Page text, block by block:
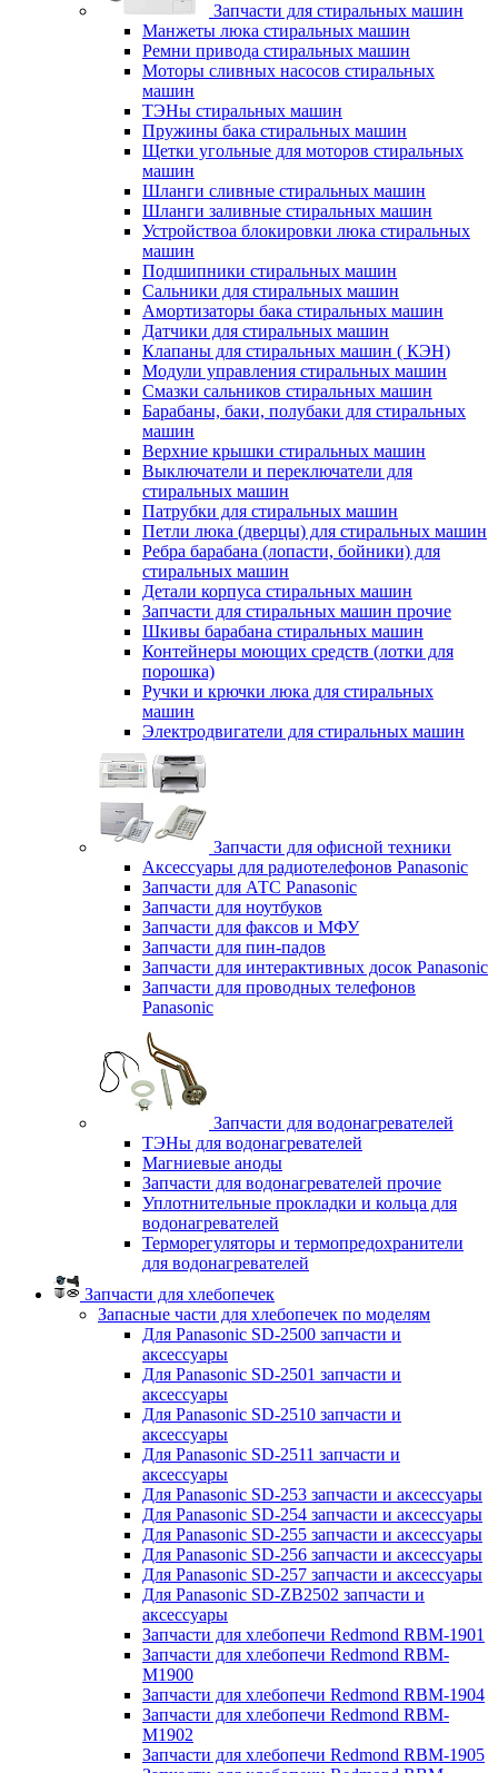
Запчасти для стиральных машин
Манжеты люка стиральных машин
Ремни привода стиральных машин
Моторы сливных насосов стиральных
машин
ТЭНы стиральных машин
Пружины бака стиральных машин
Щетки угольные для моторов стиральных
машин
Шланги сливные стиральных машин
Шланги заливные стиральных машин
Устройствоа блокировки люка стиральных
машин
Подшипники стиральных машин
Сальники для стиральных машин
Амортизаторы бака стиральных машин
Датчики для стиральных машин
Клапаны для стиральных машин ( КЭН)
Модули управления стиральных машин
Смазки сальников стиральных машин
Барабаны, баки, полубаки для стиральных
машин
Верхние крышки стиральных машин
Выключатели и переключатели для
стиральных машин
Патрубки для стиральных машин
Петли люка (дверцы) для стиральных машин
Ребра барабана (лопасти, бойники) для
стиральных машин
Детали корпуса стиральных машин
Запчасти для стиральных машин прочие
Шкивы барабана стиральных машин
Контейнеры моющих средств (лотки для
порошка)
Ручки и крючки люка для стиральных
машин
Электродвигатели для стиральных машин
Запчасти для офисной техники
Аксессуары для радиотелефонов Panasonic
Запчасти для АТС Panasonic
Запчасти для ноутбуков
Запчасти для факсов и МФУ
Запчасти для пин-падов
Запчасти для интерактивных досок Panasonic
Запчасти для проводных телефонов
Panasonic
Запчасти для водонагревателей
ТЭНы для водонагревателей
Магниевые аноды
Запчасти для водонагревателей прочие
Уплотнительные прокладки и кольца для
водонагревателей
Терморегуляторы и термопредохранители
для водонагревателей
Запчасти для хлебопечек
Запасные части для хлебопечек по моделям
Для Panasonic SD-2500 запчасти и
аксессуары
Для Panasonic SD-2501 запчасти и
аксессуары
Для Panasonic SD-2510 запчасти и
аксессуары
Для Panasonic SD-2511 запчасти и
аксессуары
Для Panasonic SD-253 запчасти и аксессуары
Для Panasonic SD-254 запчасти и аксессуары
Для Panasonic SD-255 запчасти и аксессуары
Для Panasonic SD-256 запчасти и аксессуары
Для Panasonic SD-257 запчасти и аксессуары
Для Panasonic SD-ZB2502 запчасти и
аксессуары
Запчасти для хлебопечи Redmond RBM-1901
Запчасти для хлебопечи Redmond RBM-
M1900
Запчасти для хлебопечи Redmond RBM-1904
Запчасти для хлебопечи Redmond RBM-
M1902
Запчасти для хлебопечи Redmond RBM-1905